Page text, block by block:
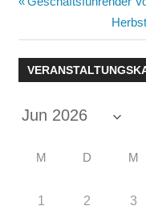
M D M
1 2 3